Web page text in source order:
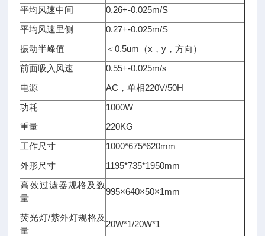
平均风速中间
0.26+-0.025m/S
平均风速里侧
0.27+-0.025m/S
振动半峰值
＜0.5um（x，y，方向）
前面吸入风速
0.55+-0.025m/s
电源
AC，单相220V/50H
功耗
1000W
重量
220KG
工作尺寸
1000*675*620mm
外形尺寸
1195*735*1950mm
高效过滤器规格及数
量
995×640×50×1mm
荧光灯/紫外灯规格及
量
20W*1/20W*1